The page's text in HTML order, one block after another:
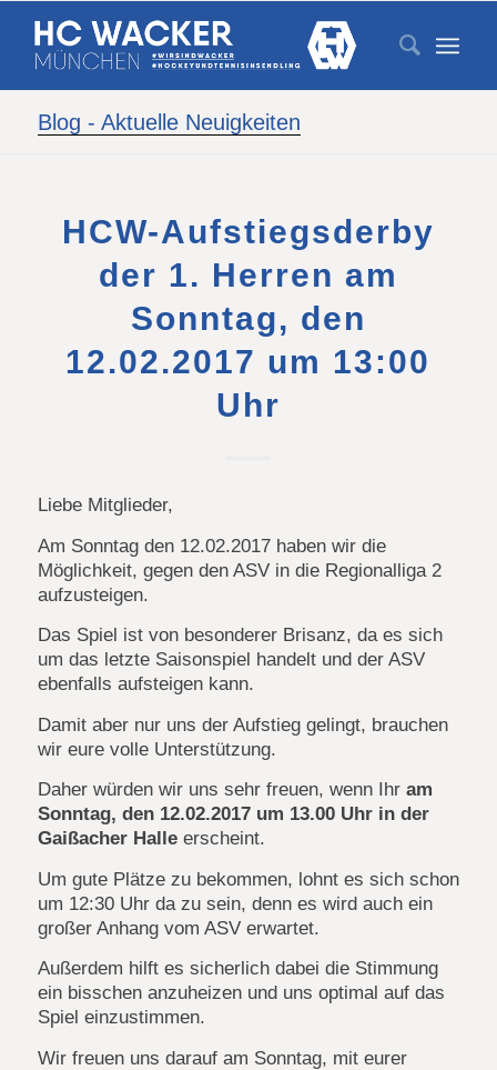
Blog - Aktuelle Neuigkeiten
HCW-Aufstiegsderby
der 1. Herren am
Sonntag, den
12.02.2017 um 13:00
Uhr
Liebe Mitglieder,
Am Sonntag den 12.02.2017 haben wir die
Möglichkeit, gegen den ASV in die Regionalliga 2
aufzusteigen.
Das Spiel ist von besonderer Brisanz, da es sich
um das letzte Saisonspiel handelt und der ASV
ebenfalls aufsteigen kann.
Damit aber nur uns der Aufstieg gelingt, brauchen
wir eure volle Unterstützung.
Daher würden wir uns sehr freuen, wenn Ihr am
Sonntag, den 12.02.2017 um 13.00 Uhr in der
Gaißacher Halleerscheint.
Um gute Plätze zu bekommen, lohnt es sich schon
um 12:30 Uhr da zu sein, denn es wird auch ein
großer Anhang vom ASV erwartet.
Außerdem hilft es sicherlich dabei die Stimmung
ein bisschen anzuheizen und uns optimal auf das
Spiel einzustimmen.
Wir freuen uns darauf am Sonntag, mit eurer